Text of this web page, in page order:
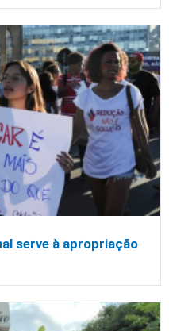
serve à apropriação